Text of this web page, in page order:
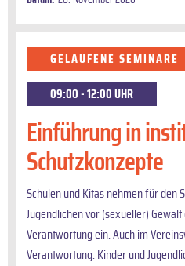
GELAUFENE SEMINARE
09:00 - 12:00 UHR
Einführung in
Schutzkonzepte
Schulen und Kitas nehmen für den
Jugendlichen vor (sexueller)
Verantwortung ein. Auch im
Verantwortung. Kinder und